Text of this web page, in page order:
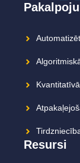
Resursi